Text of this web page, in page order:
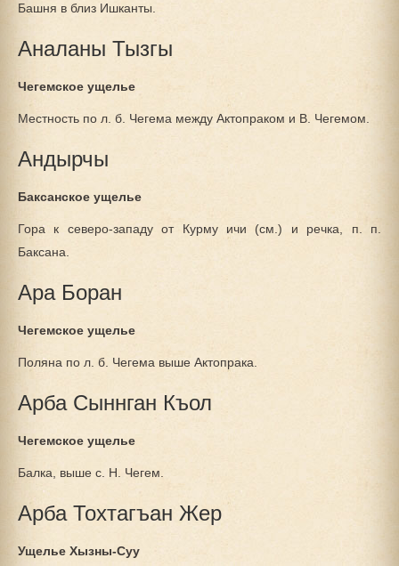
Башня в близ Ишканты.
Аналаны Тызгы
Чегемское ущелье
Местность по л. б. Чегема между Актопраком и В. Чегемом.
Андырчы
Баксанское ущелье
Гора к северо-западу от Курму ичи (см.) и речка, п. п.
Баксана.
Ара Боран
Чегемское ущелье
Поляна по л. б. Чегема выше Актопрака.
Арба Сыннган Къол
Чегемское ущелье
Балка, выше с. Н. Чегем.
Арба Тохтагъан Жер
Ущелье Хызны-Суу